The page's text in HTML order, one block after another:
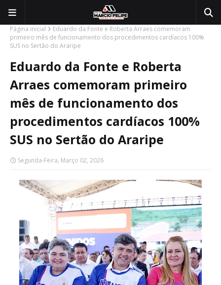
Página inicial
Eduardo da Fonte e Roberta Arraes comemoram
primeiro mês de funcionamento dos procedimentos cardíacos 100%
SUS no Sertão do Araripe
Eduardo da Fonte e Roberta
Arraes comemoram primeiro
mês de funcionamento dos
procedimentos cardíacos 100%
SUS no Sertão do Araripe
Segunda-Feira, Março 02, 2026